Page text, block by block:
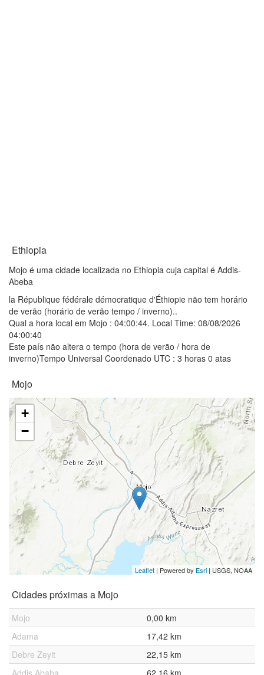
Ethiopia
Mojo é uma cidade localizada no Ethiopia cuja capital é Addis-
Abeba
la République fédérale démocratique d'Éthiopie não tem horário
de verão (horário de verão tempo / inverno)..
Qual a hora local em Mojo : 04:00:44. Local Time: 08/08/2026
04:00:40
Este país não altera o tempo (hora de verão / hora de
inverno)Tempo Universal Coordenado UTC : 3 horas 0 atas
Mojo
+
−
Leaflet | Powered by Esri|USGS, NOAA
Cidades próximas a Mojo
Mojo
0,00 km
Adama
17,42 km
Debre Zeyit
22,15 km
Addis Ababa
62,16 km